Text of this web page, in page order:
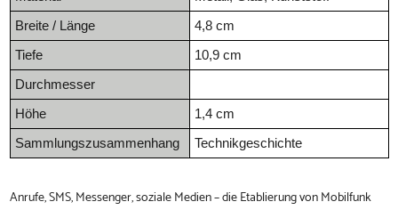
Breite / Länge 4,8 cm
Tiefe 10,9 cm
Durchmesser
Höhe 1,4 cm
Sammlungszusammenhang Technikgeschichte
Anrufe, SMS, Messenger, soziale Medien – die Etablierung von Mobilfunk